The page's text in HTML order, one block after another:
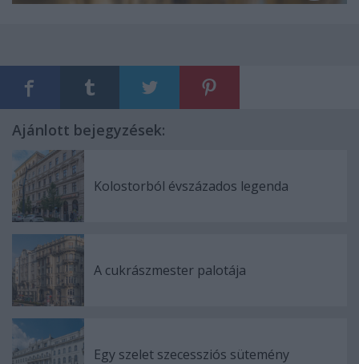
Ajánlott bejegyzések:
Kolostorból évszázados legenda
A cukrászmester palotája
Egy szelet szecessziós sütemény